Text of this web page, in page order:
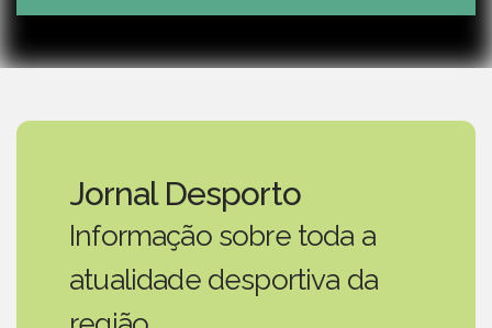
Play Mute
Jornal Desporto
Informação sobre toda a
atualidade desportiva da